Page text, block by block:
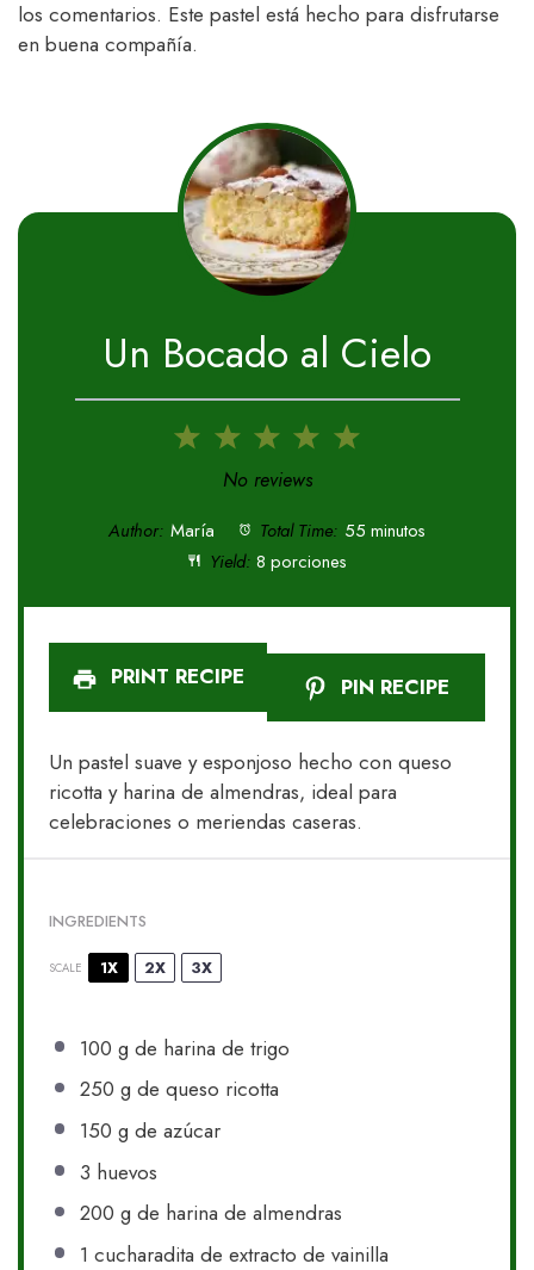
los comentarios. Este pastel está hecho para disfrutarse
en buena compañía.
Un Bocado al Cielo
5
4
3
Stars
2
Stars
1
Star
No reviews
Author: María Total Time: 55 minutos
Yield: 8 porciones
PRINT RECIPE PIN RECIPE
Un pastel suave y esponjoso hecho con queso
ricotta y harina de almendras, ideal para
celebraciones o meriendas caseras.
INGREDIENTS
SCALE 1X 2X 3X
100 g de harina de trigo
250 g de queso ricotta
150 g de azúcar
3 huevos
200 g de harina de almendras
1 cucharadita de extracto de vainilla